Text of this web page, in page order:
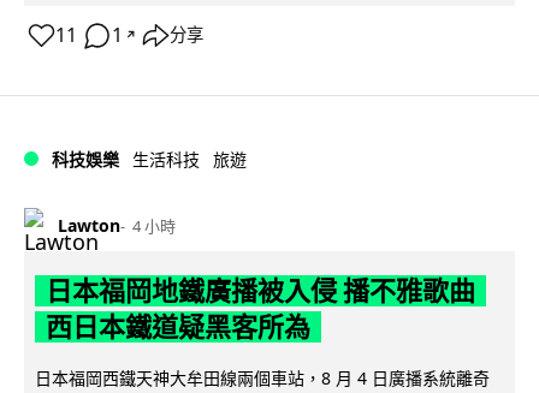
11 1 ↗ 分享
科技娛樂 生活科技 旅遊
Lawton 4 小時
日本福岡地鐵廣播被入侵 播不雅歌曲
西日本鐵道疑黑客所為
日本福岡西鐵天神大牟田線兩個車站，8 月 4 日廣播系統離奇